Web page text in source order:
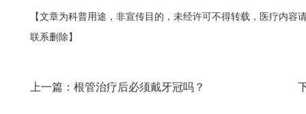
【文章为科普用途，非宣传目的，未经许可不得转载，医疗内
联系删除】
上一篇： 根管治疗后必须戴牙冠吗？